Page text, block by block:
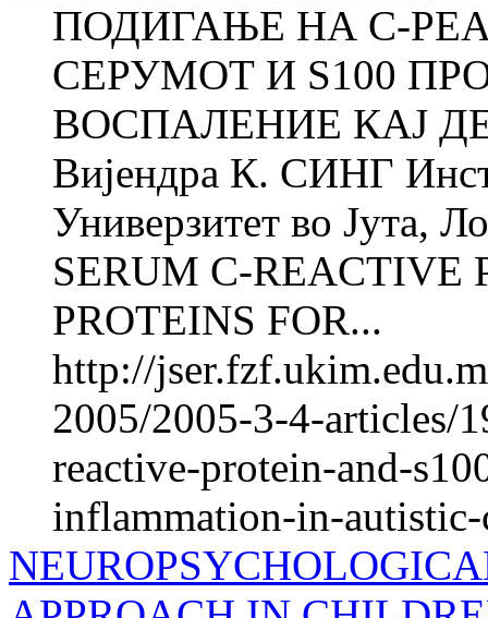
ПОДИГАЊЕ НА C-
СЕРУМОТ И S100
ВОСПАЛЕНИЕ КАЈ
Вијендра К. СИНГ
Универзитет во Јута,
SERUM C-REACTIVE
PROTEINS FOR...
http://
2005/2005-3-4-articles/
reactive-protein-and-
inflammation-in-